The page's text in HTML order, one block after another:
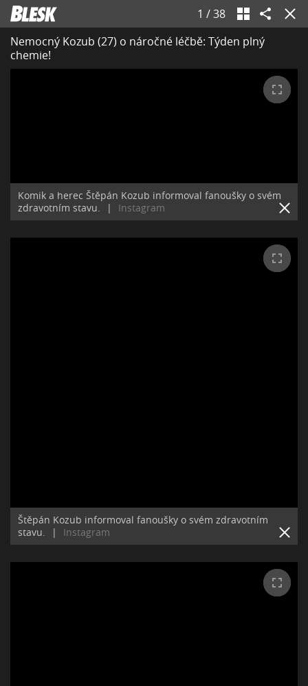
1 /38
Nemocný Kozub (27) o náročné léčbě: Týden plný
chemie!
Komik a herec Štěpán Kozub informoval fanoušky o svém
zdravotním stavu.
| Instagram
Štěpán Kozub informoval fanoušky o svém zdravotním
stavu.
| Instagram